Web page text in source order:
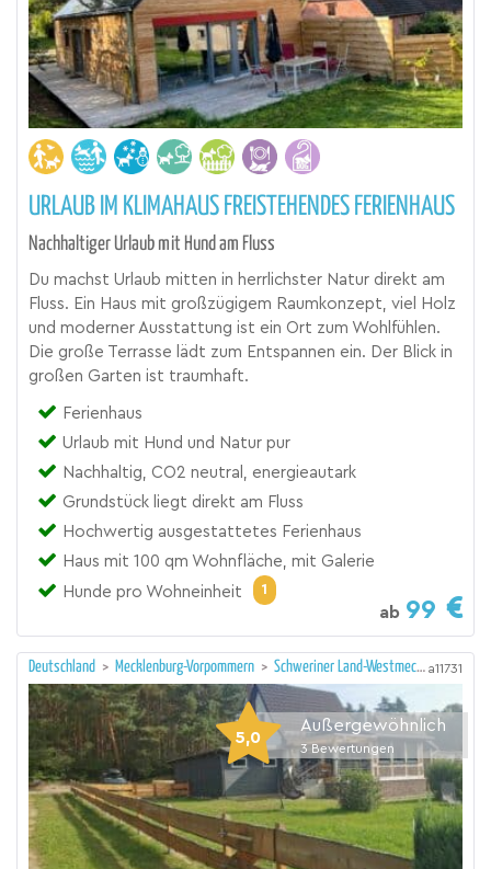
URLAUB IM KLIMAHAUS FREISTEHENDES FERIENHAUS
Nachhaltiger Urlaub mit Hund am Fluss
Du machst Urlaub mitten in herrlichster Natur direkt am
Fluss. Ein Haus mit großzügigem Raumkonzept, viel Holz
und moderner Ausstattung ist ein Ort zum Wohlfühlen.
Die große Terrasse lädt zum Entspannen ein. Der Blick in
großen Garten ist traumhaft.
Ferienhaus
Urlaub mit Hund und Natur pur
Nachhaltig, CO2 neutral, energieautark
Grundstück liegt direkt am Fluss
Hochwertig ausgestattetes Ferienhaus
Haus mit 100 qm Wohnfläche, mit Galerie
Hunde pro Wohneinheit
1
ab 99
Deutschland > Mecklenburg-Vorpommern > Schweriner Land-Westmecklenburg/Schwerin a11731
5,0
Außergewöhnlich
3 Bewertungen